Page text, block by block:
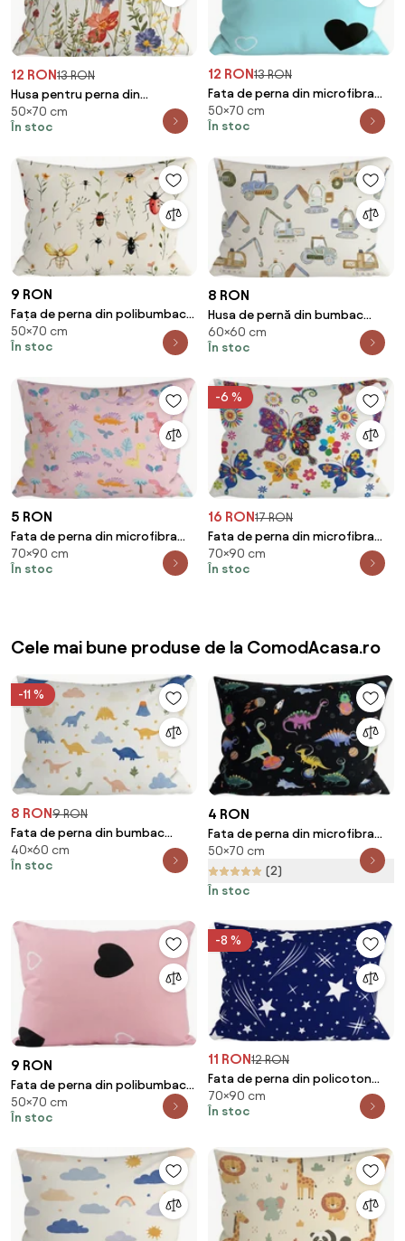
12 RON13 RON
Husa pentru perna din
microfibra WILDFLOWERS 50x70
cm, colorata
50×70 cm
În stoc
12 RON13 RON
Fata de perna din microfibra
CORAZON 50x70 cm, albastru
50×70 cm
În stoc
9 RON
Fața de perna din polibumbac
INSECTA POLY 50x70 cm,
colorat
50×70 cm
În stoc
8 RON
Husa de pernă din bumbac
DIGGERO 40x60 cm, colorat
60×60 cm
În stoc
5 RON
Fata de perna din microfibra
DINO ISLAND 70x90 cm, colorat
70×90 cm
În stoc
-6 %
16 RON17 RON
Fata de perna din microfibra
FLUTURE COLORAT 70x90 cm,
alb
70×90 cm
În stoc
Cele mai bune produse de la ComodAcasa.ro
-11 %
8 RON9 RON
Fata de perna din bumbac
DINOROO 40x60 cm, colorat
40×60 cm
În stoc
4 RON
Fata de perna din microfibra
DINO SPACE 50x70 cm, colorat
50×70 cm
(2)
În stoc
9 RON
Fata de perna din polibumbac
CORAZON POLY 50x70 cm, roz
50×70 cm
În stoc
-8 %
11 RON12 RON
Fata de perna din policoton
NIGHT SKY POLY 70x90 cm,
albastru
70×90 cm
În stoc